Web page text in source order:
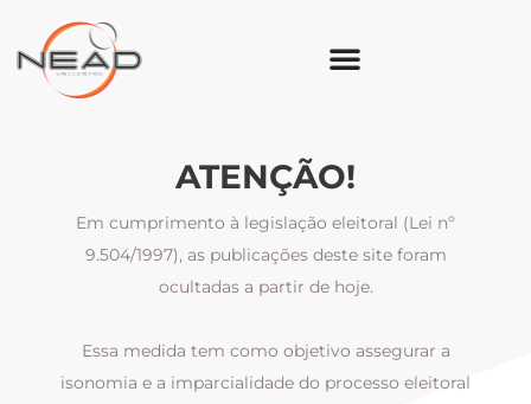
ATENÇÃO!
Em cumprimento à legislação eleitoral (Lei nº
9.504/1997), as publicações deste site foram
ocultadas a partir de hoje.
Essa medida tem como objetivo assegurar a
isonomia e a imparcialidade do processo eleitoral